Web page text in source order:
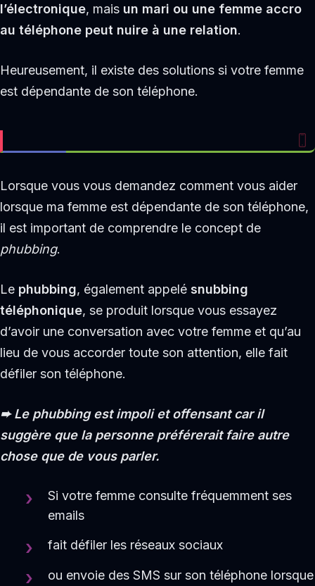
l’électronique, mais un mari ou une femme accro
au téléphone peut nuire à une relation.
Heureusement, il existe des solutions si votre femme
est dépendante de son téléphone.
Lorsque vous vous demandez comment vous aider
lorsque ma femme est dépendante de son téléphone,
il est important de comprendre le concept de
phubbing.
Le phubbing, également appelé snubbing
téléphonique, se produit lorsque vous essayez
d’avoir une conversation avec votre femme et qu’au
lieu de vous accorder toute son attention, elle fait
défiler son téléphone.
➨Le phubbing est impoli et offensant car il
suggère que la personne préférerait faire autre
chose que de vous parler.
Si votre femme consulte fréquemment ses
emails
fait défiler les réseaux sociaux
ou envoie des SMS sur son téléphone lorsque